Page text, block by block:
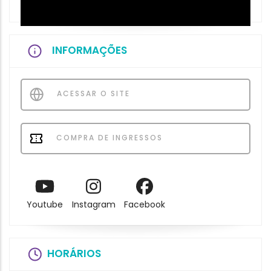
INFORMAÇÕES
ACESSAR O SITE
COMPRA DE INGRESSOS
Youtube Instagram Facebook
HORÁRIOS